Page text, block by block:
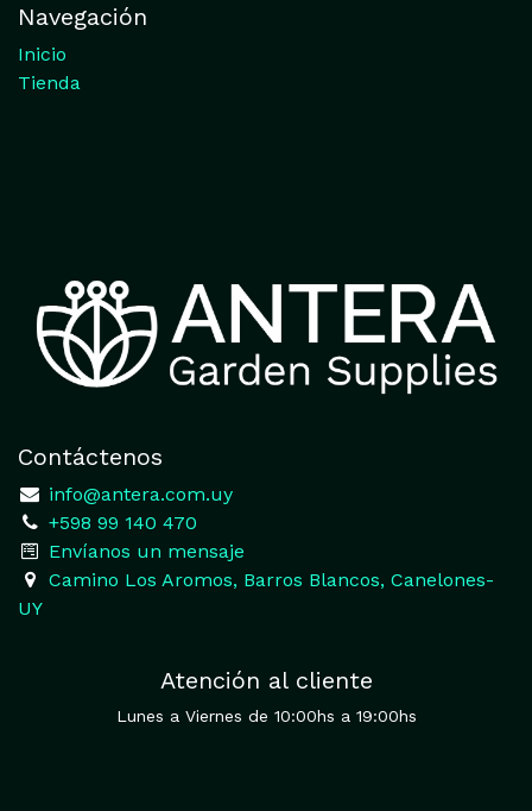
Navegación
Inicio
Tienda
Contáctenos
info@antera.com.uy
+598 99 140 470
​Envíanos un mensaje
​Camino Los Aromos, Barros Blancos, Canelones-
UY
Atención al cliente
Lunes a Viernes de 10:00hs a 19:00hs